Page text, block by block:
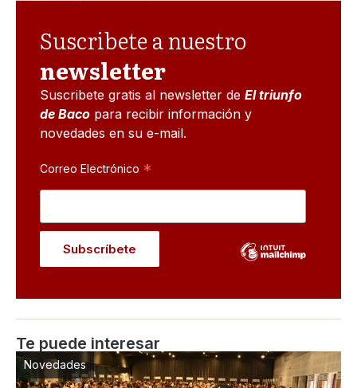
Suscribete a nuestro
newsletter
Suscribete gratis al newsletter de El triunfo
de Baco para recibir información y
novedades en su e-mail.
Correo Electrónico *
Te puede interesar
Novedades